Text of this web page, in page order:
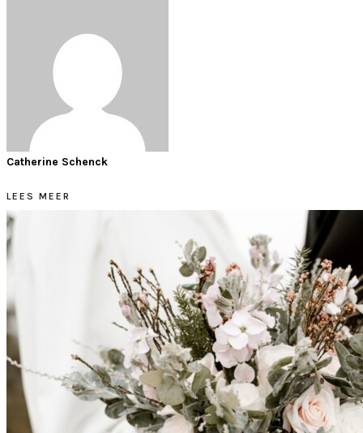
Catherine Schenck
LEES MEER